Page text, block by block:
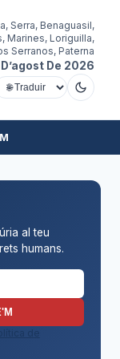
Serra, Benaguasil,
Marines, Loriguilla,
Serranos, Paterna
De 2026
al teu
humans.
de